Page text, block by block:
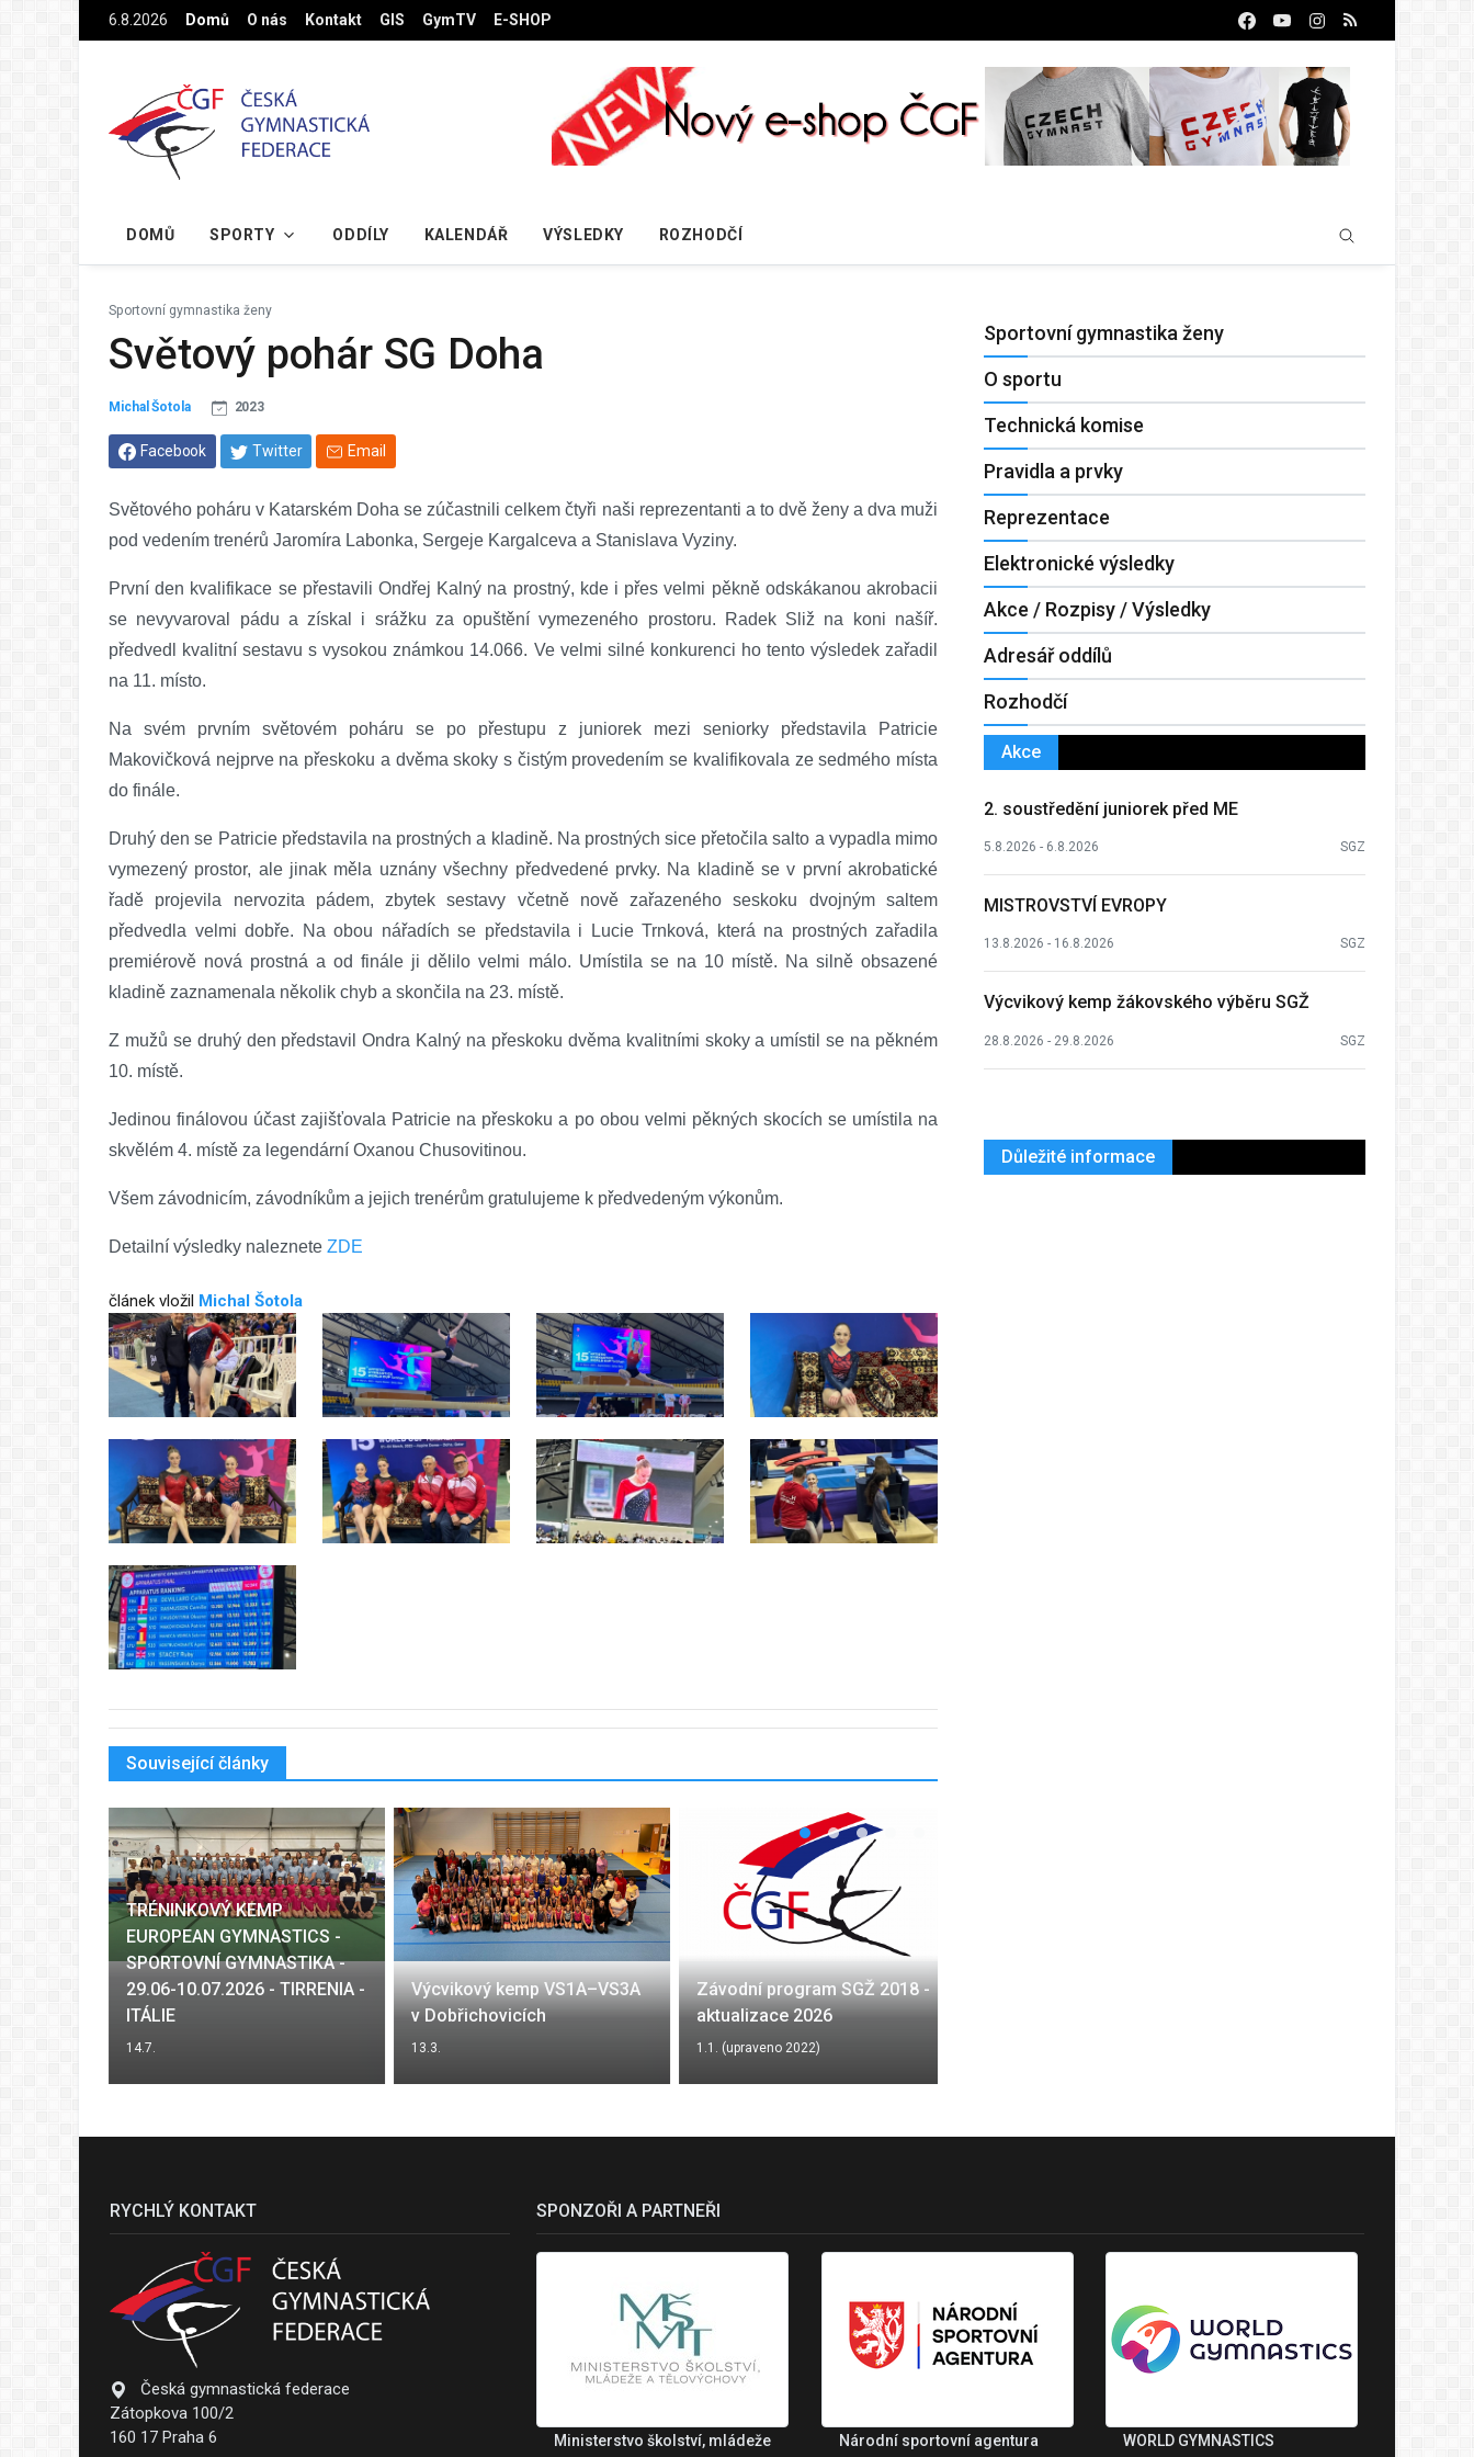
Na hlavní obsah6.8.2026 Domů O nás Kontakt GIS GymTV E-SHOP
DOMŮ SPORTY ODDÍLY KALENDÁŘ VÝSLEDKY ROZHODČÍ
Sportovní gymnastika ženy
Světový pohár SG Doha
Michal Šotola 2023
Facebook Twitter Email
Světového poháru v Katarském Doha se zúčastnili celkem čtyři naši reprezentanti a to dvě ženy a dva muži
pod vedením trenérů Jaromíra Labonka, Sergeje Kargalceva a Stanislava Vyziny.
První den kvalifikace se přestavili Ondřej Kalný na prostný, kde i přes velmi pěkně odskákanou akrobacii
se nevyvaroval pádu a získal i srážku za opuštění vymezeného prostoru. Radek Sliž na koni našíř.
předvedl kvalitní sestavu s vysokou známkou 14.066. Ve velmi silné konkurenci ho tento výsledek zařadil
na 11. místo.
Na svém prvním světovém poháru se po přestupu z juniorek mezi seniorky představila Patricie
Makovičková nejprve na přeskoku a dvěma skoky s čistým provedením se kvalifikovala ze sedmého místa
do finále.
Druhý den se Patricie představila na prostných a kladině. Na prostných sice přetočila salto a vypadla mimo
vymezený prostor, ale jinak měla uznány všechny předvedené prvky. Na kladině se v první akrobatické
řadě projevila nervozita pádem, zbytek sestavy včetně nově zařazeného seskoku dvojným saltem
předvedla velmi dobře. Na obou nářadích se představila i Lucie Trnková, která na prostných zařadila
premiérově nová prostná a od finále ji dělilo velmi málo. Umístila se na 10 místě. Na silně obsazené
kladině zaznamenala několik chyb a skončila na 23. místě.
Z mužů se druhý den představil Ondra Kalný na přeskoku dvěma kvalitními skoky a umístil se na pěkném
10. místě.
Jedinou finálovou účast zajišťovala Patricie na přeskoku a po obou velmi pěkných skocích se umístila na
skvělém 4. místě za legendární Oxanou Chusovitinou.
Všem závodnicím, závodníkům a jejich trenérům gratulujeme k předvedeným výkonům.
Detailní výsledky naleznete ZDE
článek vložil Michal Šotola
Související články
TRÉNINKOVÝ KEMP
EUROPEAN GYMNASTICS -
SPORTOVNÍ GYMNASTIKA -
29.06-10.07.2026 - TIRRENIA -
ITÁLIE
14.7.
Výcvikový kemp VS1A–VS3A
v Dobřichovicích
13.3.
Závodní program SGŽ 2018 -
aktualizace 2026
1.1. (upraveno 2022)
Sportovní gymnastika ženy
O sportu
Technická komise
Pravidla a prvky
Reprezentace
Elektronické výsledky
Akce / Rozpisy / Výsledky
Adresář oddílů
Rozhodčí
Akce
2. soustředění juniorek před ME
5.8.2026 - 6.8.2026 SGZ
MISTROVSTVÍ EVROPY
13.8.2026 - 16.8.2026 SGZ
Výcvikový kemp žákovského výběru SGŽ
28.8.2026 - 29.8.2026 SGZ
Důležité informace
RYCHLÝ KONTAKT
Česká gymnastická federace
Zátopkova 100/2
160 17 Praha 6
SPONZOŘI A PARTNEŘI
Ministerstvo školství, mládeže Národní sportovní agentura WORLD GYMNASTICS